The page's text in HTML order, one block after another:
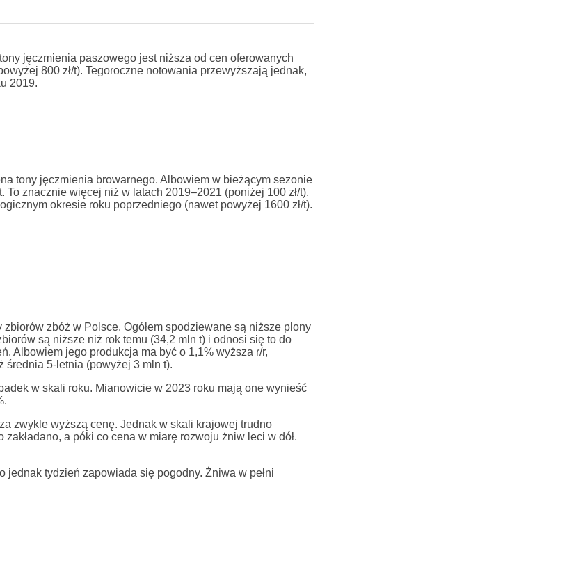
jęczmienia paszowego jest niższa od cen oferowanych
800 zł/t). Tegoroczne notowania przewyższają jednak,
2019.
tony jęczmienia browarnego. Albowiem w bieżącym sezonie
To znacznie więcej niż w latach 2019–2021 (poniżej 100 zł/t).
okresie roku poprzedniego (nawet powyżej 1600 zł/t).
zbóż w Polsce. Ogółem spodziewane są niższe plony
są niższe niż rok temu (34,2 mln t) i odnosi się to do
Albowiem jego produkcja ma być o 1,1% wyższa r/r,
średnia 5-letnia (powyżej 3 mln t).
w skali roku. Mianowicie w 2023 roku mają one wynieść
zwykle wyższą cenę. Jednak w skali krajowej trudno
a póki co cena w miarę rozwoju żniw leci w dół.
jednak tydzień zapowiada się pogodny. Żniwa w pełni